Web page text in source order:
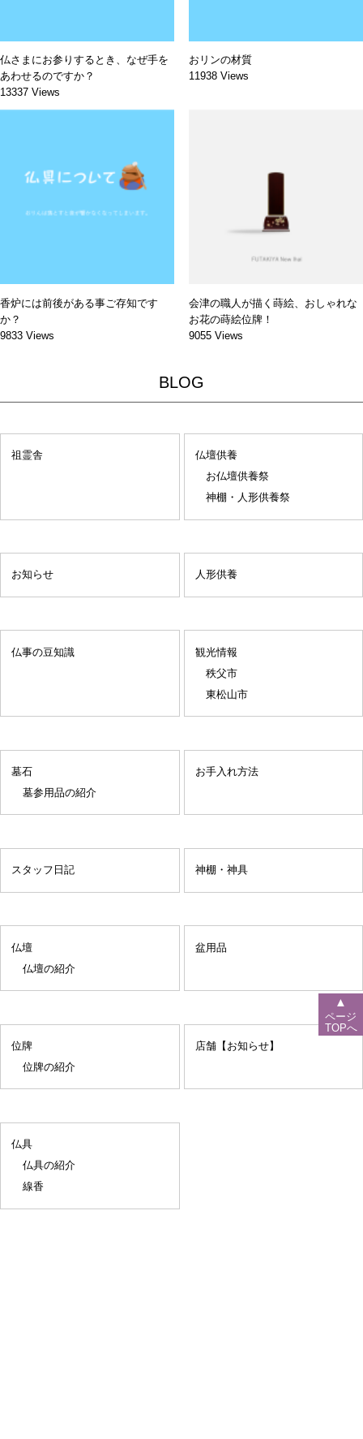
仏さまにお参りするとき、なぜ手を
あわせるのですか？
13337 Views
おリンの材質
11938 Views
香炉には前後がある事ご存知です
か？
9833 Views
会津の職人が描く蒔絵、おしゃれな
お花の蒔絵位牌！
9055 Views
BLOG
祖霊舎
仏壇供養
お仏壇供養祭
神棚・人形供養祭
お知らせ 人形供養
仏事の豆知識
観光情報
秩父市
東松山市
墓石
墓参用品の紹介
お手入れ方法
スタッフ日記 神棚・神具
仏壇
仏壇の紹介
盆用品
位牌
位牌の紹介
店舗【お知らせ】
仏具
仏具の紹介
線香
▲
ページ
TOPへ